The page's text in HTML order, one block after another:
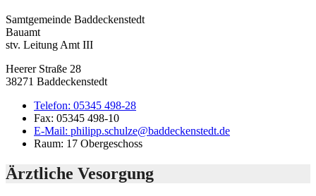
Samtgemeinde Baddeckenstedt
Bauamt
stv. Leitung Amt III
Heerer Straße 28
38271 Baddeckenstedt
Telefon: 05345 498-28
Fax: 05345 498-10
E-Mail: philipp.schulze@baddeckenstedt.de
Raum: 17 Obergeschoss
Ärztliche Vesorgung